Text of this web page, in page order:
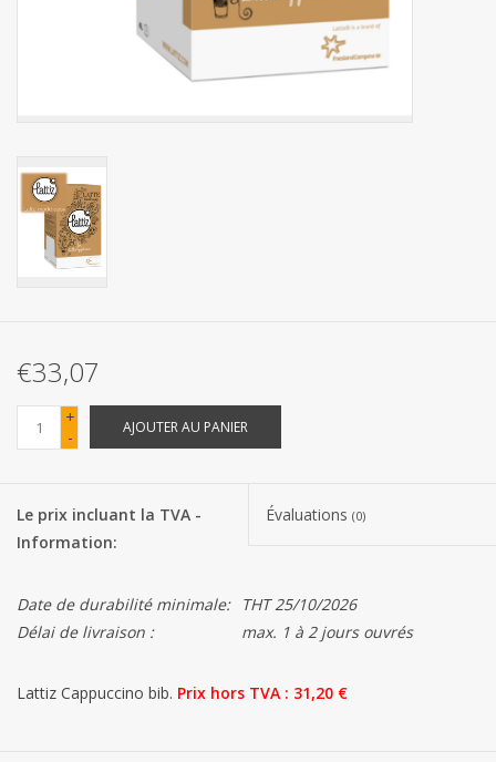
Matériel d'emballage
Fournitures de bureau
Produits Covid-19
Confiserie Saint-Nicolas
Bonbons de carnaval
Marques
€33,07
+
-
AJOUTER AU PANIER
Le prix incluant la TVA -
Information:
Évaluations (0)
Date de durabilité minimale:
THT 25/10/2026
Délai de livraison :
max. 1 à 2 jours ouvrés
Lattiz Cappuccino bib. Prix ​​hors TVA : 31,20 €